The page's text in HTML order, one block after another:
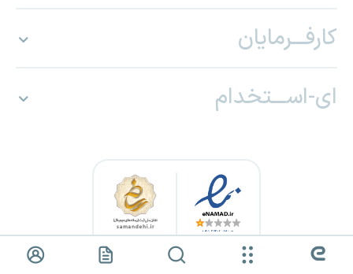
کارفـــرمایان
ای-اســـتخدام